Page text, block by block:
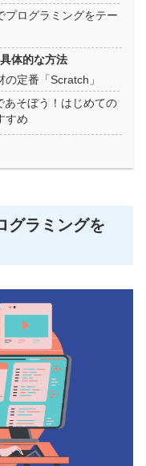
プログラミングをテー
体的な方法
定番「Scratch」
そぼう！はじめての
すめ
グラミングを